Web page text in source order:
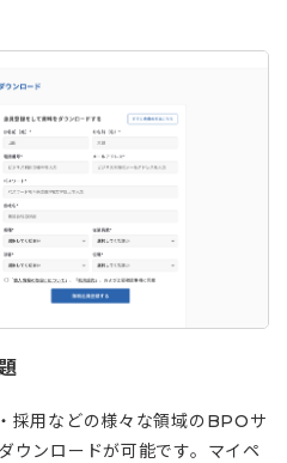
採用などの様々な領域のBPOサ
ウンロードが可能です。マイペ